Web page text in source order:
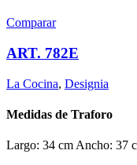
Comparar
ART. 782E
La Cocina, Designia
Medidas de Traforo
Largo: 34 cm Ancho: 37